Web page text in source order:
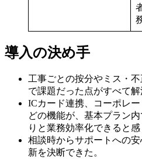
導入の決め手
工事ごとの按分やミス・
で課題だった点がすべて解
ICカード連携、コーポレ
どの機能が、基本プラン
りと業務効率化できると感
相談時からサポートへの
新を決断できた。